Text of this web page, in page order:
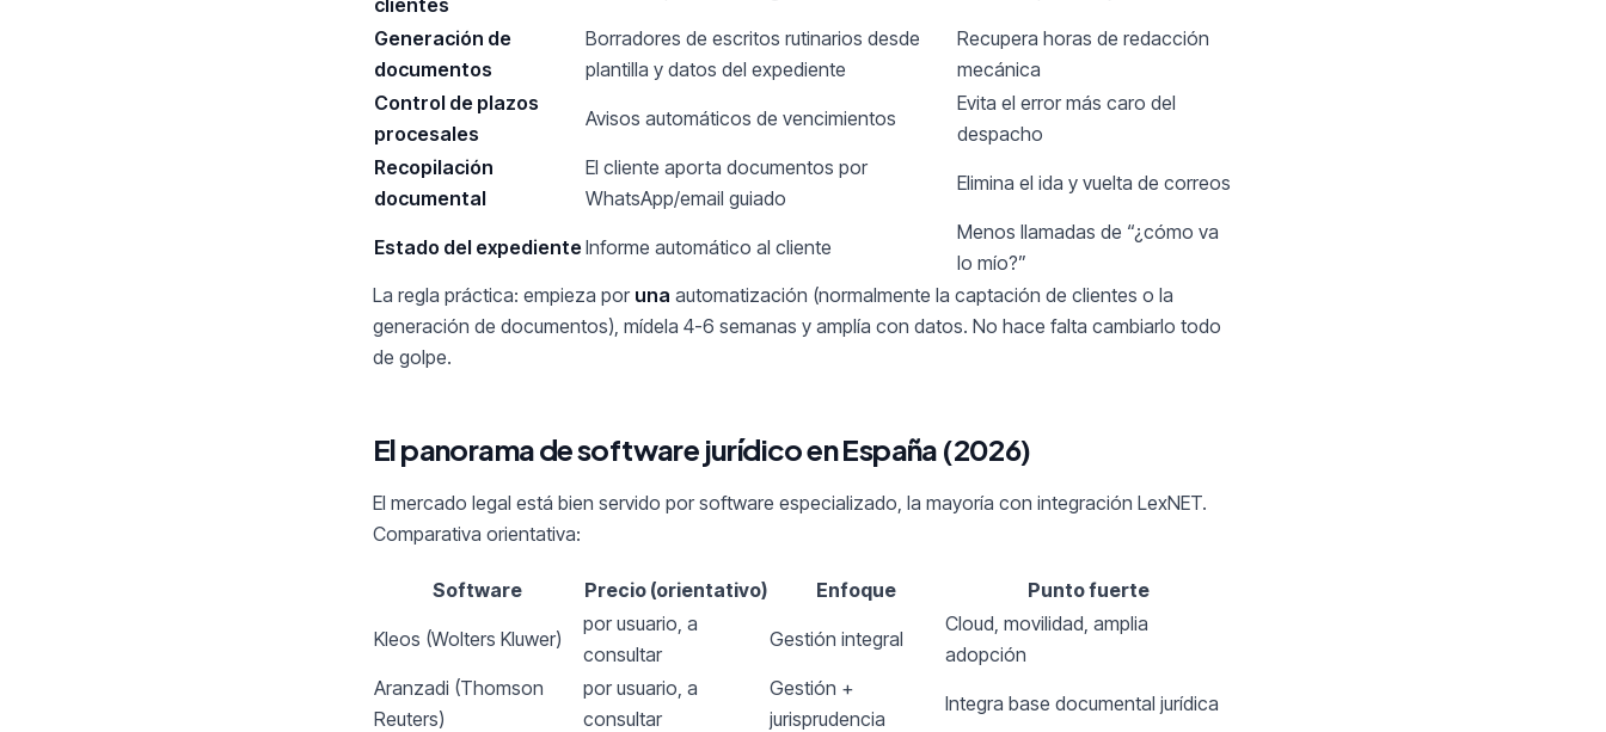
clientes
Generación de
documentos
Borradores de escritos rutinarios desde
plantilla y datos del expediente
Recupera horas de redacción
mecánica
Control de plazos
procesales
Avisos automáticos de vencimientos
Evita el error más caro del
despacho
Recopilación
documental
El cliente aporta documentos por
WhatsApp/email guiado
Elimina el ida y vuelta de correos
Estado del expediente Informe automático al cliente
Menos llamadas de “¿cómo va
lo mío?”
La regla práctica: empieza por una automatización (normalmente la captación de clientes o la
generación de documentos), mídela 4-6 semanas y amplía con datos. No hace falta cambiarlo todo
de golpe.
El panorama de software jurídico en España (2026)
El mercado legal está bien servido por software especializado, la mayoría con integración LexNET.
Comparativa orientativa:
Software Precio (orientativo) Enfoque Punto fuerte
Kleos (Wolters Kluwer)
por usuario, a
consultar
Gestión integral
Cloud, movilidad, amplia
adopción
Aranzadi (Thomson
Reuters)
por usuario, a
consultar
Gestión +
jurisprudencia
Integra base documental jurídica